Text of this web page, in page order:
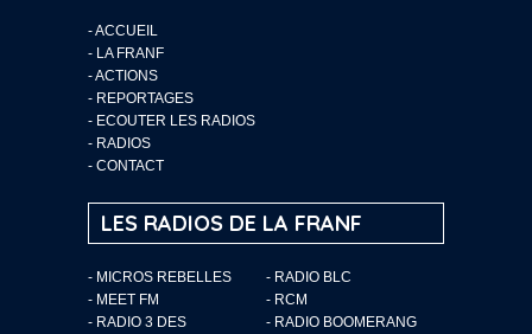
-ACCUEIL
- LA FRANF
-ACTIONS
- REPORTAGES
- ECOUTER LES RADIOS
- RADIOS
- CONTACT
LES RADIOS DE LA FRANF
- MICROS REBELLES
- RADIO BLC
- MEET FM
- RCM
- RADIO 3 DES
- RADIO BOOMERANG